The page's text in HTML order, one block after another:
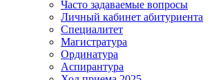
Часто задаваемые вопросы
Личный кабинет абитуриента
Специалитет
Магистратура
Ординатура
Аспирантура